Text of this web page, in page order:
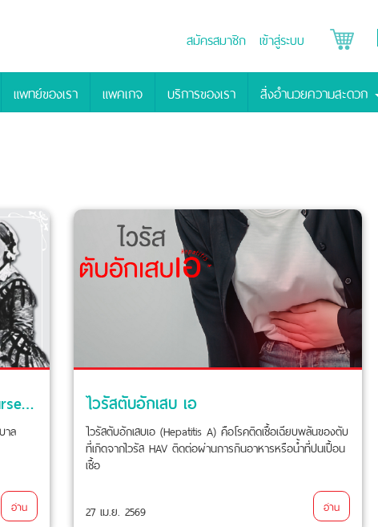
สมัครสมาชิก เข้าสู่ระบบ
แพทย์ของเรา แพคเกจ บริการของเรา สิ่งอำนวยความสะดวก
วันพยาบาลสากล (International Nurses Day)
าล
อ่าน
ไวรัสตับอักเสบ เอ
ไวรัสตับอักเสบเอ (Hepatitis A) คือโรคติดเชื้อเฉียบพลันของตับ
ที่เกิดจากไวรัส HAV ติดต่อผ่านการกินอาหารหรือน้ำที่ปนเปื้อน
เชื้อ
27 เม.ย. 2569 อ่าน